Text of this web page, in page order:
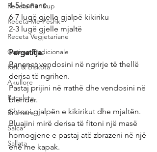
Receta Per Sup
Receta Me Peshk
Receta Vegjetariane
Gatime Tradicionale
Kek & Biskota
Akullore
Recelera
Brumera
Salca
Sallata
4-5 banane
6-7 lugë gjelle gjalpë kikiriku
2-3 lugë gjelle mjaltë
Pergatitja.
Bananet vendosini në ngrirje të thellë
derisa të ngrihen.
Pastaj prijini në rrathë dhe vendosini në
blender.
Shtoni gjalpën e kikirikut dhe mjaltën.
Bluajini mirë derisa të fitoni një masë
homogjene e pastaj atë zbrazeni në një
enë me kapak.